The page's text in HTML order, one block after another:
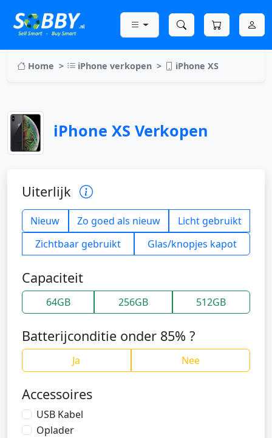
Home iPhone verkopen iPhone XS
iPhone XS Verkopen
Uiterlijk
Nieuw Zo goed als nieuw
Licht gebruikt
Zichtbaar gebruikt
Glas/knopjes kapot
Capaciteit
64GB 256GB 512GB
Batterijconditie onder 85% ?
Ja Nee
Accessoires
USB Kabel
Oplader